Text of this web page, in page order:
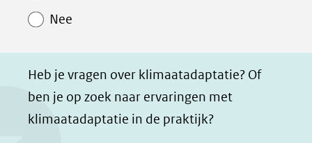
a
b
i
h
t
n
d
Nee
Heb je vragen over klimaatadaptatie? Of
ben je op zoek naar ervaringen met
klimaatadaptatie in de praktijk?